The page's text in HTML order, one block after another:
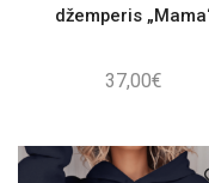
džemperis
37,00€